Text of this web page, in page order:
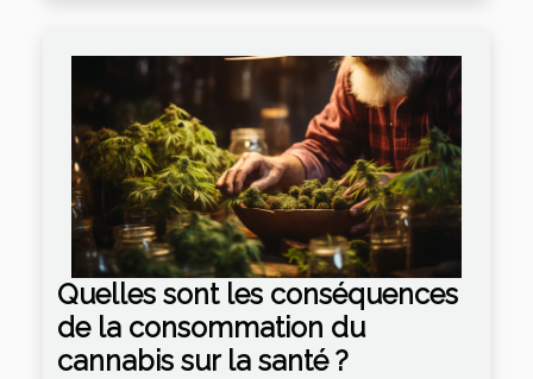
Quelles sont les conséquences
de la consommation du
cannabis sur la santé ?